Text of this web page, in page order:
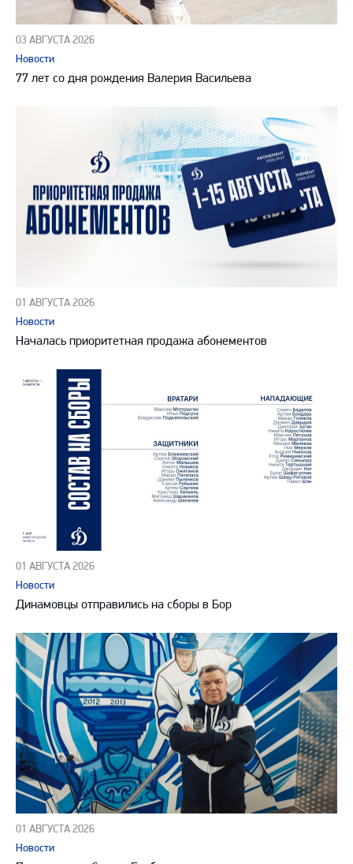
03 АВГУСТА 2026
Новости
77 лет со дня рождения Валерия Васильева
01 АВГУСТА 2026
Новости
Началась приоритетная продажа абонементов
01 АВГУСТА 2026
Новости
Динамовцы отправились на сборы в Бор
01 АВГУСТА 2026
Новости